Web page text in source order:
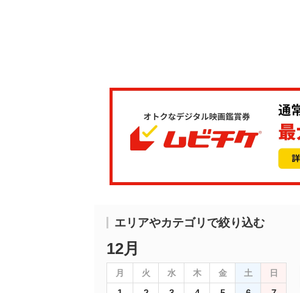
エリアやカテゴリで絞り込む
12月
月 火 水 木 金 土 日